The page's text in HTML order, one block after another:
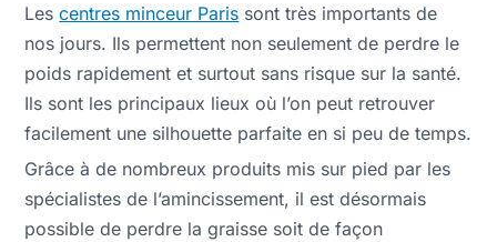
Lescentres minceur Paris sont très importants de
nos jours. Ils permettent non seulement de perdre le
poids rapidement et surtout sans risque sur la santé.
Ils sont les principaux lieux où l’on peut retrouver
facilement une silhouette parfaite en si peu de temps.
Grâce à de nombreux produits mis sur pied par les
spécialistes de l’amincissement, il est désormais
possible de perdre la graisse soit de façon